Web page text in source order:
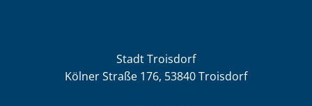
Stadt Troisdorf
Kölner Straße 176, 53840 Troisdorf